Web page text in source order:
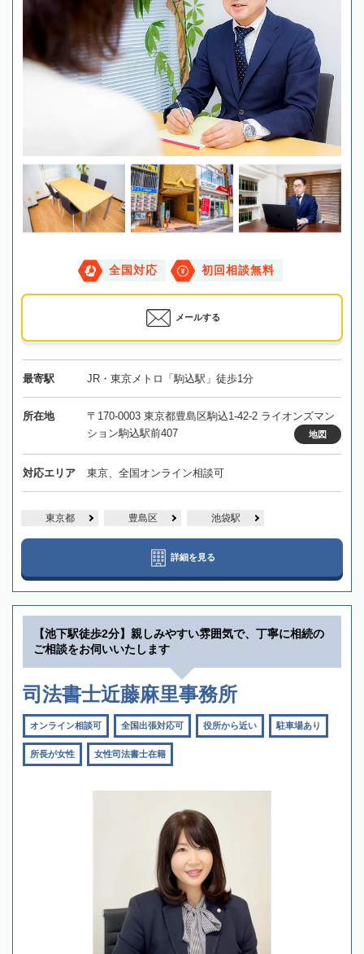
全国対応 初回相談無料
メールする
最寄駅 JR・東京メトロ「駒込駅」徒歩1分
所在地
〒170-0003 東京都豊島区駒込1-42-2 ライオンズマン
ション駒込駅前407
地図
対応エリア 東京、全国オンライン相談可
東京都 豊島区 池袋駅
詳細を見る
【池下駅徒歩2分】親しみやすい雰囲気で、丁寧に相続の
ご相談をお伺いいたします
司法書士近藤麻里事務所
オンライン相談可 全国出張対応可 役所から近い 駐車場あり
所長が女性 女性司法書士在籍